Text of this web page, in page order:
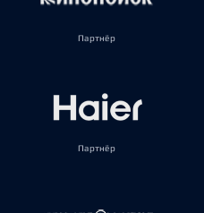
Партнёр
Партнёр